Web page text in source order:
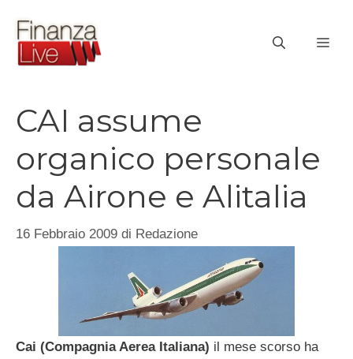
contenuto
CAI assume
organico personale
da Airone e Alitalia
16 Febbraio 2009 di Redazione
Cai (Compagnia Aerea Italiana) il mese scorso ha